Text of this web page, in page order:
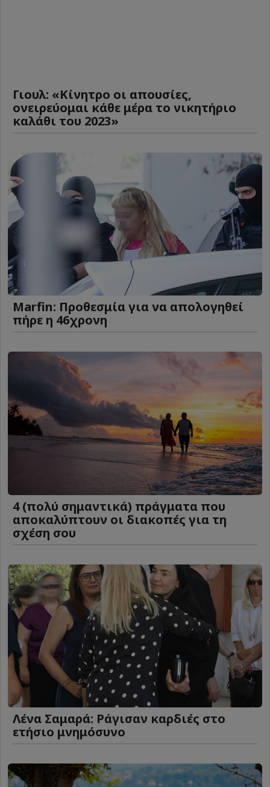
Γιουλ: «Κίνητρο οι απουσίες,
ονειρεύομαι κάθε μέρα το νικητήριο
καλάθι του 2023»
Marfin: Προθεσμία για να απολογηθεί
πήρε η 46χρονη
4 (πολύ σημαντικά) πράγματα που
αποκαλύπτουν οι διακοπές για τη
σχέση σου
Λένα Σαμαρά: Ράγισαν καρδιές στο
ετήσιο μνημόσυνο